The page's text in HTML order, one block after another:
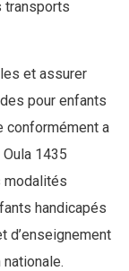
transports
et assurer
pour enfants
conformément a
1435
modalités
handicapés
d’enseignement